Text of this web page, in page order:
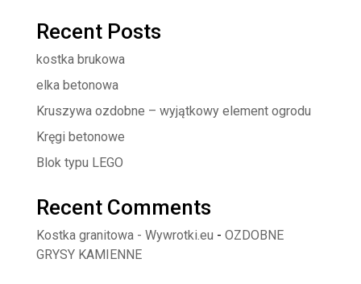
Recent Posts
kostka brukowa
elka betonowa
Kruszywa ozdobne – wyjątkowy element ogrodu
Kręgi betonowe
Blok typu LEGO
Recent Comments
Kostka granitowa - Wywrotki.eu - OZDOBNE
GRYSY KAMIENNE